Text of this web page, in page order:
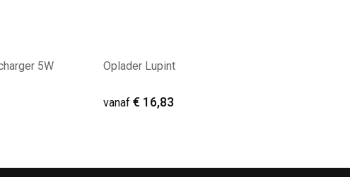
5W Oplader Lupint
vanaf € 16,83